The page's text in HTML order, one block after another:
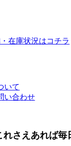
在庫状況はコチラ
れさえあれば